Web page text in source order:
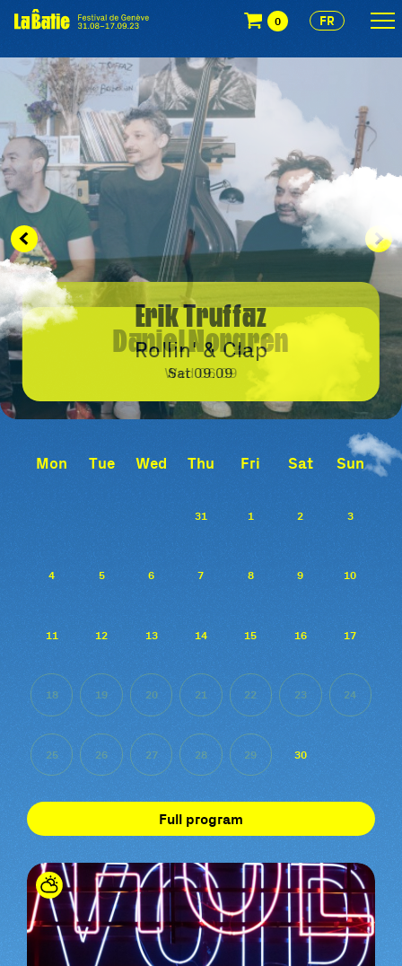
Erik Truffaz
Rollin' & Clap
Sat 09.09
Mon Tue Wed Thu Fri Sat Sun
31 1 2 3
4 5 6 7 8 9 10
11 12 13 14 15 16 17
18 19 20 21 22 23 24
25 26 27 28 29 30
Full program
0 FR